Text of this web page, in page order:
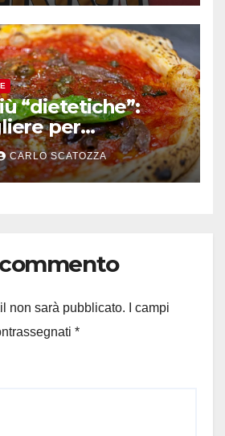
“dietetiche”:
per
le calorie senza
al gusto
CARLO SCATOZZA
non sarà pubblicato.
I campi
*